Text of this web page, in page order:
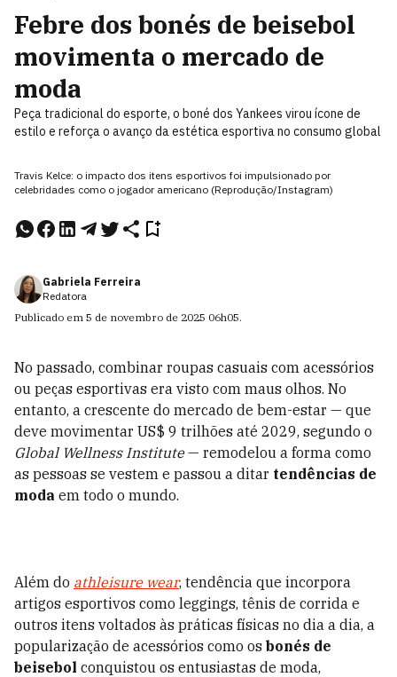
Febre dos bonés de beisebol
movimenta o mercado de
moda
Peça tradicional do esporte, o boné dos Yankees virou ícone de
estilo e reforça o avanço da estética esportiva no consumo global
Travis Kelce: o impacto dos itens esportivos foi impulsionado por
celebridades como o jogador americano (Reprodução/Instagram)
Gabriela Ferreira
Redatora
Publicado em 5 de novembro de 2025 06h05.
No passado, combinar roupas casuais com acessórios
ou peças esportivas era visto com maus olhos. No
entanto, a crescente do mercado de bem-estar — que
deve movimentar US$ 9 trilhões até 2029, segundo o
Global Wellness Institute— remodelou a forma como
as pessoas se vestem e passou a ditar tendências de
moda em todo o mundo.
Além do athleisure wear, tendência que incorpora
artigos esportivos como leggings, tênis de corrida e
outros itens voltados às práticas físicas no dia a dia, a
popularização de acessórios como os bonés de
beisebol conquistou os entusiastas de moda,